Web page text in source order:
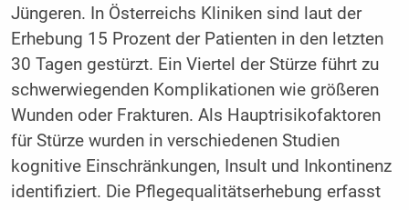
Jüngeren. In Österreichs Kliniken sind laut der
Erhebung 15 Prozent der Patienten in den letzten
30 Tagen gestürzt. Ein Viertel der Stürze führt zu
schwerwiegenden Komplikationen wie größeren
Wunden oder Frakturen. Als Hauptrisikofaktoren
für Stürze wurden in verschiedenen Studien
kognitive Einschränkungen, Insult und Inkontinenz
identifiziert. Die Pflegequalitätserhebung erfasst